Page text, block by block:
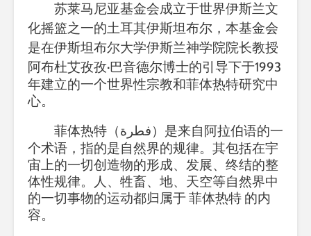
苏莱马尼亚基金会成立于世界伊斯兰文
化摇篮之一的土耳其伊斯坦布尔，本基金会
是在伊斯坦布尔大学伊斯兰神学院院长教授
阿布杜艾孜孜·巴音德尔博士的引导下于1993
年建立的一个世界性宗教和菲体热特研究中
心。
菲体热特（فطرة）是来自阿拉伯语的一
个术语，指的是自然界的规律。 其包括在宇
宙上的一切创造物的形成、发展、终结的整
体性规律。人、牲畜、地、天空等自然界中
的一切事物的运动都归属于菲体热特 的内
容。